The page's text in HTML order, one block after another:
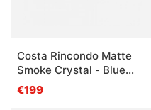
Costa Rincondo Matte
Smoke Crystal - Blue
Mirror 580P
€199